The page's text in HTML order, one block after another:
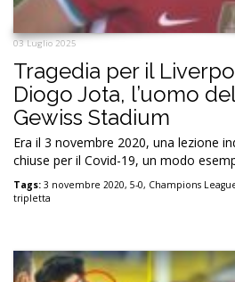
03 Luglio 2025
Tragedia per il
Diogo Jota, l’uomo
Gewiss Stadium
Era il 3 novembre 2020, una lezione
chiuse per il Covid-19, un modo
Tags: 3 novembre 2020, 5-0, Champions
tripletta